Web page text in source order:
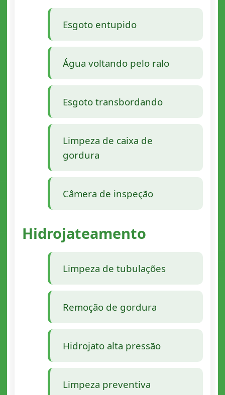
Esgoto entupido
Água voltando pelo ralo
Esgoto transbordando
Limpeza de caixa de
gordura
Câmera de inspeção
Hidrojateamento
Limpeza de tubulações
Remoção de gordura
Hidrojato alta pressão
Limpeza preventiva